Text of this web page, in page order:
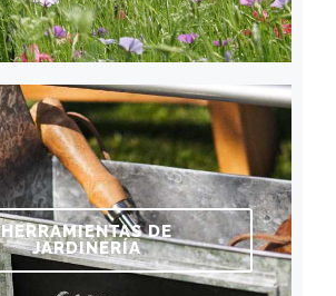
HERRAMIENTAS DE
JARDINERÍA